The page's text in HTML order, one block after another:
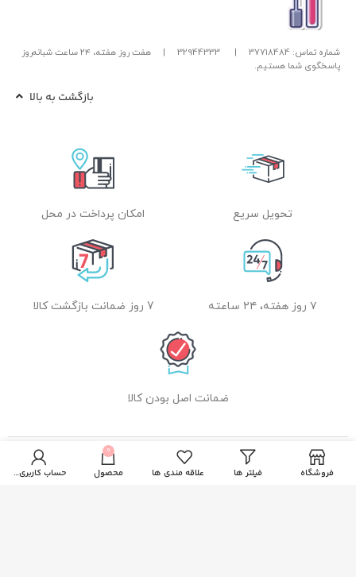
شماره تماس: 37718484 |
32944333
|
هفت روز هفته، ۲۴ ساعت شبانه‌روز
پاسخگوی شما هستیم.
بازگشت به بالا
تحویل سریع امکان پرداخت در محل
۷ روز هفته، ۲۴ ساعته 7 روز ضمانت بازگشت کالا
ضمانت اصل بودن کالا
راهنمای خرید از زیبا بیوتی
فروشگاه فیلتر ها علاقه مندی ها
0
محصول حساب کاربری من